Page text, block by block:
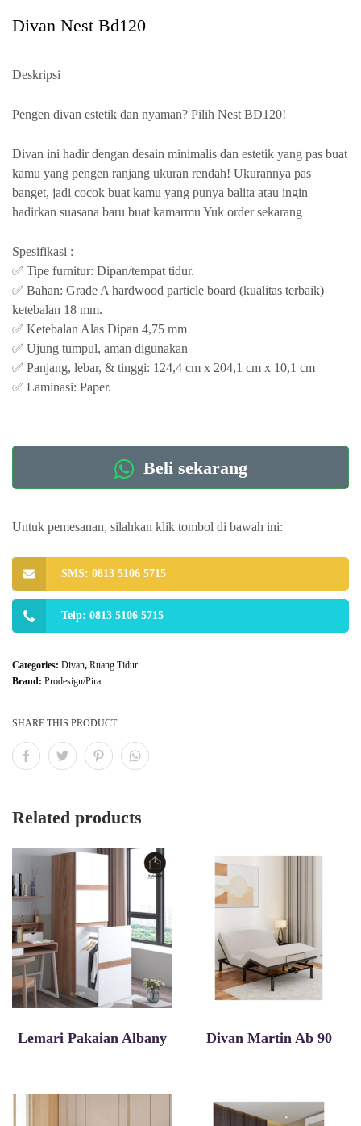
Divan Nest Bd120
Deskripsi
Pengen divan estetik dan nyaman? Pilih Nest BD120!
Divan ini hadir dengan desain minimalis dan estetik yang pas buat
kamu yang pengen ranjang ukuran rendah! Ukurannya pas
banget, jadi cocok buat kamu yang punya balita atau ingin
hadirkan suasana baru buat kamarmu Yuk order sekarang
Spesifikasi :
✅ Tipe furnitur: Dipan/tempat tidur.
✅ Bahan: Grade A hardwood particle board (kualitas terbaik)
ketebalan 18 mm.
✅ Ketebalan Alas Dipan 4,75 mm
✅ Ujung tumpul, aman digunakan
✅ Panjang, lebar, & tinggi: 124,4 cm x 204,1 cm x 10,1 cm
✅ Laminasi: Paper.
Beli sekarang
Untuk pemesanan, silahkan klik tombol di bawah ini:
SMS: 0813 5106 5715
Telp: 0813 5106 5715
Categories: Divan, Ruang Tidur
Brand: Prodesign/Pira
SHARE THIS PRODUCT
Related products
Lemari Pakaian Albany Divan Martin Ab 90